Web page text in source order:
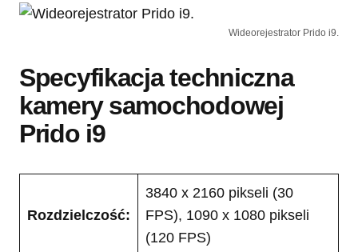
Wideorejestrator Prido i9.
Specyfikacja techniczna
kamery samochodowej
Prido i9
Rozdzielczość:
3840 x 2160 pikseli (30
FPS), 1090 x 1080 pikseli
(120 FPS)